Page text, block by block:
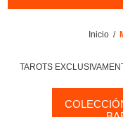
Inicio /
TAROTS